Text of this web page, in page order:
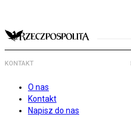
KONTAKT
O nas
Kontakt
Napisz do nas